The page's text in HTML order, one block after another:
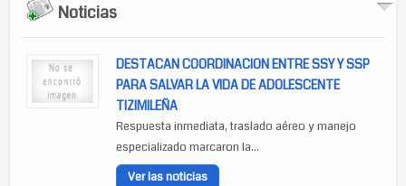
Noticias
DESTACAN COORDINACION ENTRE SSY Y SSP
PARA SALVAR LA VIDA DE ADOLESCENTE
TIZIMILEÑA
Respuesta inmediata, traslado aéreo y manejo
especializado marcaron la...
Ver las noticias